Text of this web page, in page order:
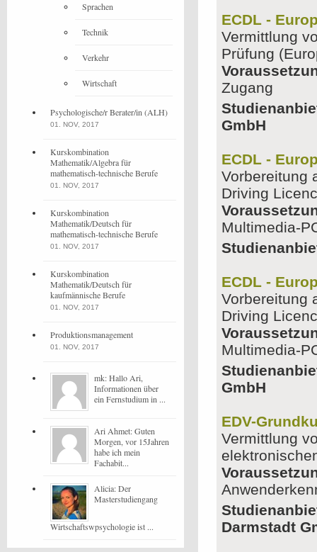
ECDL -
Vermittlung
Prüfung
Zugang
GmbH
ECDL -
Vorbereitung
Driving
Multimedia-
ECDL -
Vorbereitung
Driving
Multimedia-
GmbH
EDV-
Vermittlung
Darmstadt
Sprachen
Technik
Verkehr
Wirtschaft
Psychologische/r Berater/in (ALH)
01. NOV, 2017
Kurskombination
Mathematik/Algebra für
mathematisch-technische Berufe
01. NOV, 2017
Kurskombination
Mathematik/Deutsch für
mathematisch-technische Berufe
01. NOV, 2017
Kurskombination
Mathematik/Deutsch für
kaufmännische Berufe
01. NOV, 2017
Produktionsmanagement
01. NOV, 2017
mk: Hallo Ari,
Informationen über
ein Fernstudium in ...
Ari Ahmet: Guten
Morgen, vor 15Jahren
habe ich mein
Fachabit...
Alicia: Der
Masterstudiengang
Wirtschaftswpsychologie ist ...